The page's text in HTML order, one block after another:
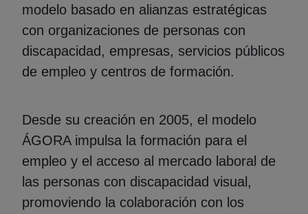
modelo basado en alianzas estratégicas
con organizaciones de personas con
discapacidad, empresas, servicios públicos
de empleo y centros de formación.
Desde su creación en 2005, el modelo
ÁGORA impulsa la formación para el
empleo y el acceso al mercado laboral de
las personas con discapacidad visual,
promoviendo la colaboración con los